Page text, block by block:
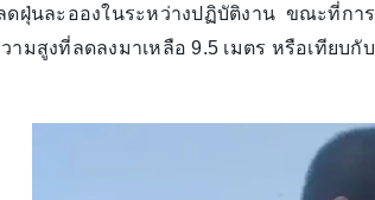
ดฝุ่นละอองในระหว่างปฏิบัติงาน ขณะที่กา
ามสูงที่ลดลงมาเหลือ 9.5 เมตร หรือเทียบ